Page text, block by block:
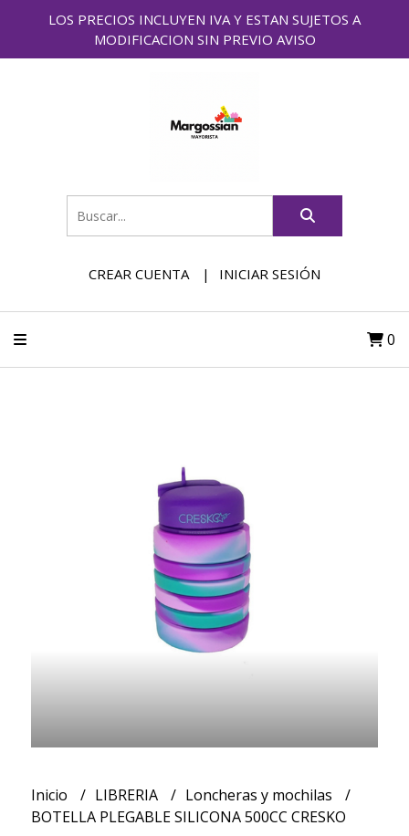
LOS PRECIOS INCLUYEN IVA Y ESTAN SUJETOS A
MODIFICACION SIN PREVIO AVISO
CREAR CUENTA INICIAR SESIÓN
0
Inicio LIBRERIA
Loncheras y mochilas
BOTELLA PLEGABLE SILICONA 500CC CRESKO